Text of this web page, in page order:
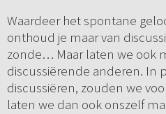
Waardeer het spontane
onthoud je maar van
zonde… Maar laten we ook
discussiërende anderen. In
discussiëren, zouden we
laten we dan ook onszelf